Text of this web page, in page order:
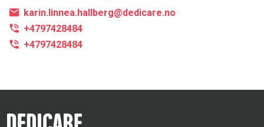
karin.linnea.hallberg@dedicare.no
+4797428484
+4797428484